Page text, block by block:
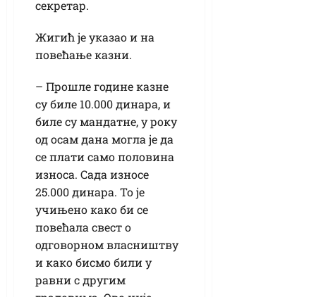
секретар.
Жигић је указао и на
повећање казни.
– Прошле године казне
су биле 10.000 динара, и
биле су мандатне, у року
од осам дана могла је да
се плати само половина
износа. Сада износе
25.000 динара. То је
учињено како би се
повећала свест о
одговорном власништву
и како бисмо били у
равни с другим